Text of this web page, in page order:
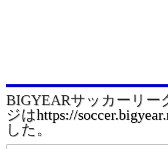
BIGYEARサッカーリー
ジはhttps://
した。